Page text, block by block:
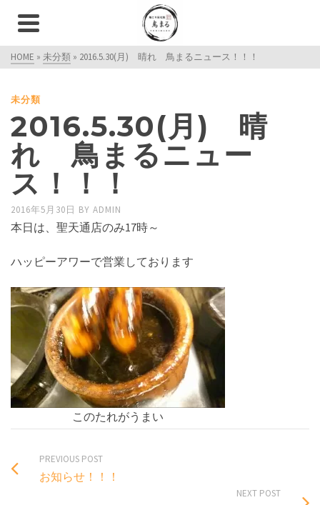
HOME » 未分類 » 2016.5.30(月) 晴れ 鳥まるニュース！！！
未分類
2016.5.30(月) 晴
れ 鳥まるニュー
ス！！！
2016年5月30日 BY ADMIN
本日は、聖天通店のみ17時～
ハッピーアワーで営業しております
このたれがうまい
PREVIOUS POST
お知らせ！！！
NEXT POST